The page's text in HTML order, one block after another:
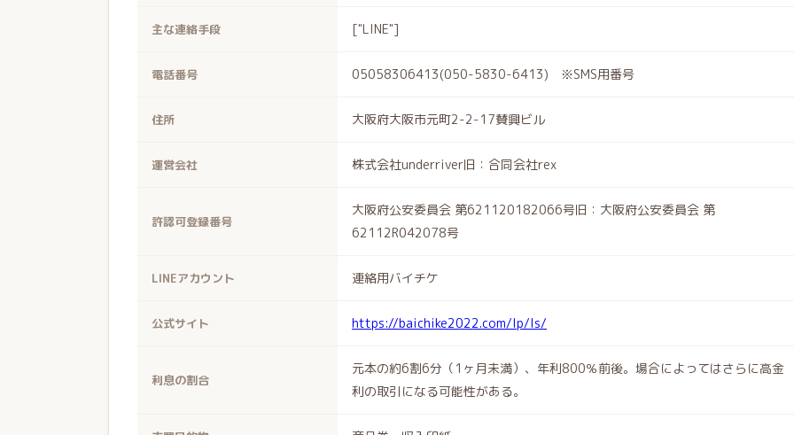
主な連絡手段 ["LINE"]
電話番号 05058306413(050-5830-6413) ※SMS用番号
住所 大阪府大阪市元町2-2-17賛興ビル
運営会社 株式会社underriver旧：合同会社rex
許認可登録番号
大阪府公安委員会 第621120182066号旧：大阪府公安委員会 第
62112R042078号
LINEアカウント 連絡用バイチケ
公式サイト https://baichike2022.com/lp/ls/
利息の割合
元本の約6割6分（1ヶ月未満）、年利800％前後。場合によってはさらに高金
利の取引になる可能性がある。